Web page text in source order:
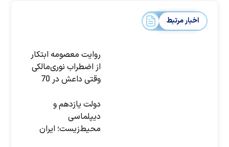
اخبار مرتبط
روایت معصومه ابتکار
از اضطراب نوری‌مالکی
وقتی داعش در 70
دولت یازدهم و
دیپلماسی
محیط‌زیست؛ ایران